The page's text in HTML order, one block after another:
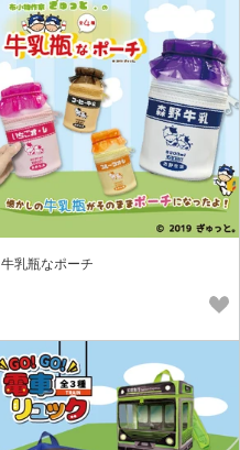
牛乳瓶なポーチ